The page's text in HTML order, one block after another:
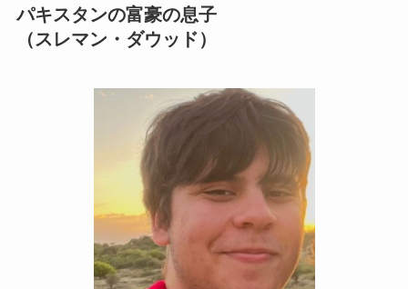
パキスタンの富豪の息子
（スレマン・ダウッド）